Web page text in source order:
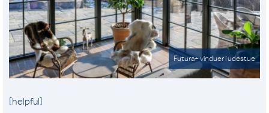
Futura+ vinduer i udestue
[helpful]